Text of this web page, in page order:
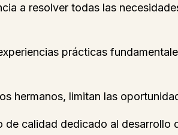
a resolver todas las
prácticas
hermanos, limitan las
calidad dedicado al desarrollo